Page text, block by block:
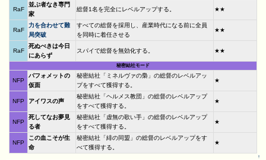
RaF
並ぶ者なき専門
家
総督1名を完全にレベルアップする。 ★★
RaF
力を合わせて難
局突破
すべての総督を採用し、産業時代になる前に全員
を同時に着任させる
★★
RaF
死ぬべきは今日
にあらず
スパイで総督を無効化する。 ★★
秘密結社モード
NFP
バフォメットの
仮面
秘密結社「ミネルヴァの梟」の総督のレベルアッ
プをすべて獲得する。
★
NFP アイワスの声
秘密結社「ヘルメス教団」の総督のレベルアップ
をすべて獲得する。
★
NFP
死してなお夢見
る者
秘密結社「虚無の歌い手」の総督のレベルアップ
をすべて獲得する。
★
NFP
この血こそが生
命
秘密結社「緋の同盟」の総督のレベルアップをす
べて獲得する。
★
↑